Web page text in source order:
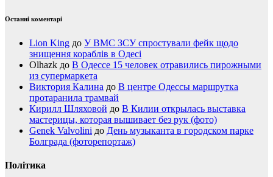
Останні коментарі
Lion King до У ВМС ЗСУ спростували фейк щодо
знищення кораблів в Одесі
Olhazk до В Одессе 15 человек отравились пирожными
из супермаркета
Виктория Калина до В центре Одессы маршрутка
протаранила трамвай
Кирилл Шляховой до В Килии открылась выставка
мастерицы, которая вышивает без рук (фото)
Genek Valvolini до День музыканта в городском парке
Болграда (фоторепортаж)
Політика